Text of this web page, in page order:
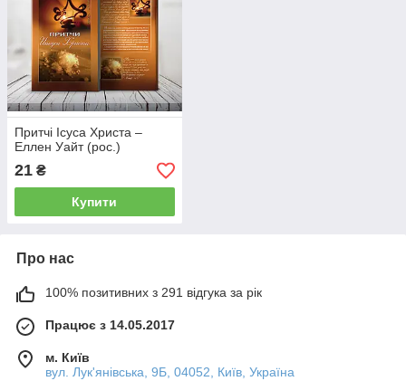
Притчі Ісуса Христа –
Еллен Уайт (рос.)
21 ₴
Купити
Про нас
100% позитивних з 291 відгука за рік
Працює з 14.05.2017
м. Київ
вул. Лук'янівська, 9Б, 04052, Київ, Україна